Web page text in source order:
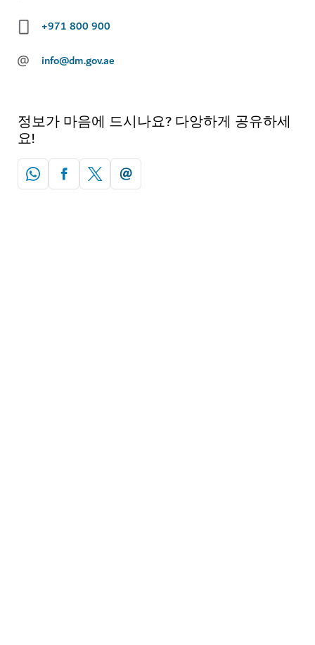
+971 800 900
@ info@dm.gov.ae
정보가 마음에 드시나요? 다앙하게 공유하세
요!